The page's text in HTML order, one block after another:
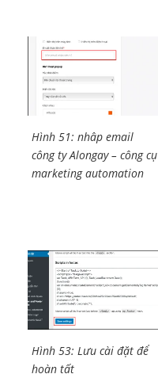
Hình 51: nhâp email
công ty Alongay – công cụ
marketing automation
Hình 53: Lưu cài đặt để
hoàn tất